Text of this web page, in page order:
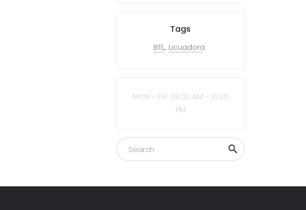
Tags
BTL Licuadora
MON - FRI: 09:00 AM - 10:00
PM